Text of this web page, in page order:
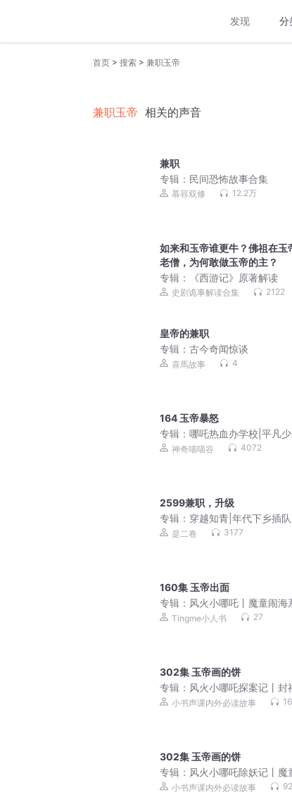
发现 分
首页 > 搜索 > 兼职玉帝
兼职玉帝 相关的声音
兼职
专辑： 民间恐怖故事合集
慕容双修 12.2万
如来和玉帝谁更牛？佛祖在玉
老僧，为何敢做玉帝的主？
专辑：
《西游记》原著解读
史剧诡事解读合集 2122
皇帝的兼职
专辑： 古今奇闻惊谈
喜馬故事 4
164 玉帝暴怒
专辑： 哪吒热血办学校|平凡少
学霸神奇喵喵谷 4072
2599兼职，升级
专辑： 穿越知青|年代下乡插
是二卷 3177
160集 玉帝出面
专辑： 风火小哪吒丨魔童闹海
丨敖丙姜子牙降妖除魔团
Tingme小人书 27
302集 玉帝画的饼
专辑： 风火小哪吒探案记丨封
话儿童剧｜哪吒神探爆笑破案
小书声课内外必读故事
302集 玉帝画的饼
专辑： 风火小哪吒除妖记丨魔
续新篇章丨儿童神话故事
小书声课内外必读故事 92